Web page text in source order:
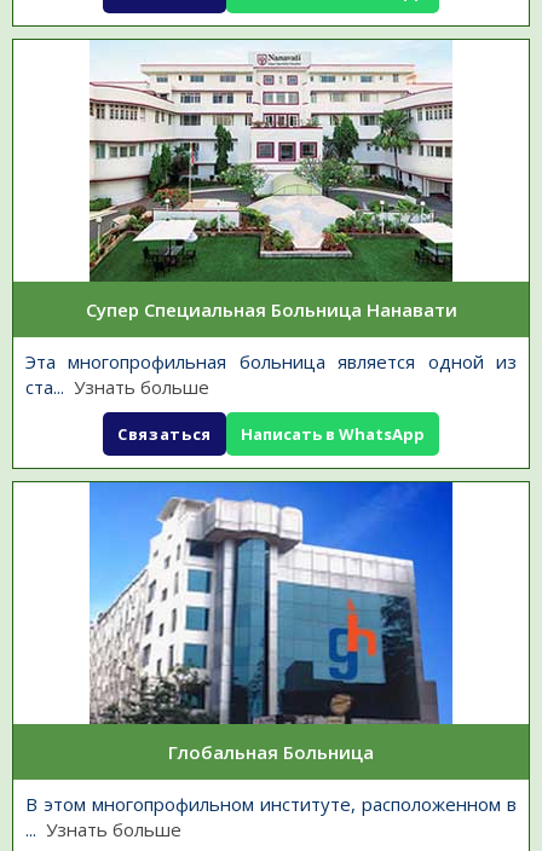
Супер Специальная Больница Нанавати
Эта многопрофильная больница является одной из
ста... Узнать больше
Связаться Написать в WhatsApp
Глобальная Больница
В этом многопрофильном институте, расположенном в
... Узнать больше